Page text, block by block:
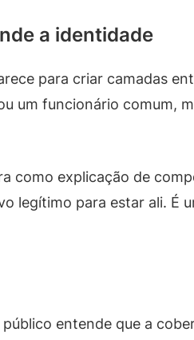
a identidade
para criar camadas
um funcionário comum,
como explicação de
legítimo para estar ali. É
entende que a